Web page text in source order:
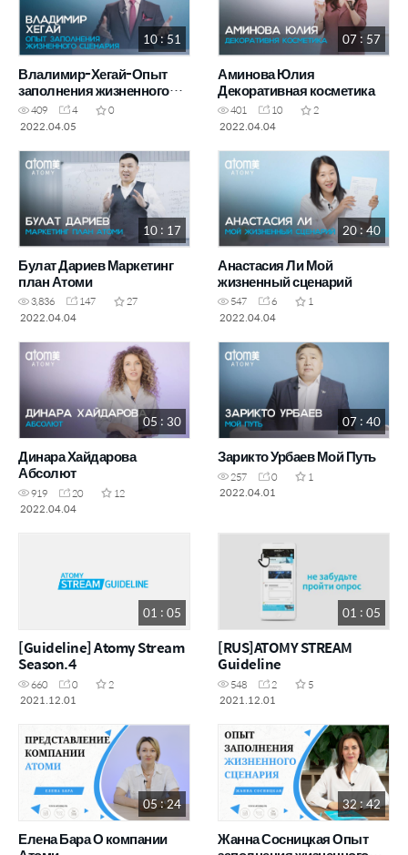
10 : 51
Влалимир-Хегай-Опыт
заполнения жизненного
сценария
409 4
0
2022.04.05
07 : 57
Аминова Юлия
Декоративная косметика
401 10
2
2022.04.04
10 : 17
Булат Дариев Маркетинг
план Атоми
3,836 147
27
2022.04.04
20 : 40
Анастасия Ли Мой
жизненный сценарий
547 6
1
2022.04.04
05 : 30
Динара Хайдарова
Абсолют
919 20
12
2022.04.04
07 : 40
Зарикто Урбаев Мой Путь
257 0
1
2022.04.01
01 : 05
[Guideline] Atomy Stream
Season.4
660 0
2
2021.12.01
01 : 05
[RUS]ATOMY STREAM
Guideline
548 2
5
2021.12.01
05 : 24
Елена Бара О компании
32 : 42
Жанна Сосницкая Опыт